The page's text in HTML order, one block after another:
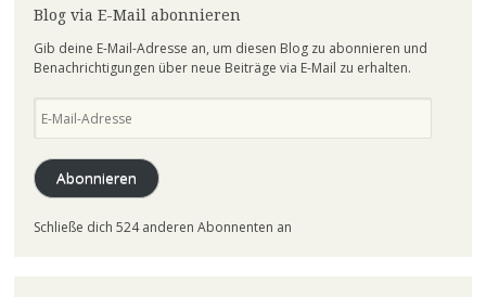
Blog via E-Mail abonnieren
Gib deine E-Mail-Adresse an, um diesen Blog zu abonnieren und
Benachrichtigungen über neue Beiträge via E-Mail zu erhalten.
Mail-
Abonnieren
Schließe dich 524 anderen Abonnenten an